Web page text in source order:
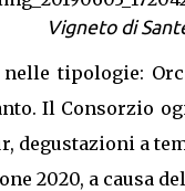
Vigneto di
tipologie:
Il Consorzio
degustazioni a
2020, a causa